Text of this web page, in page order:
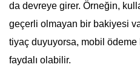
da devreye girer. Örneğin,
geçerli olmayan bir bakiyesi
tiyaç duyuyorsa, mobil
faydalı olabilir.